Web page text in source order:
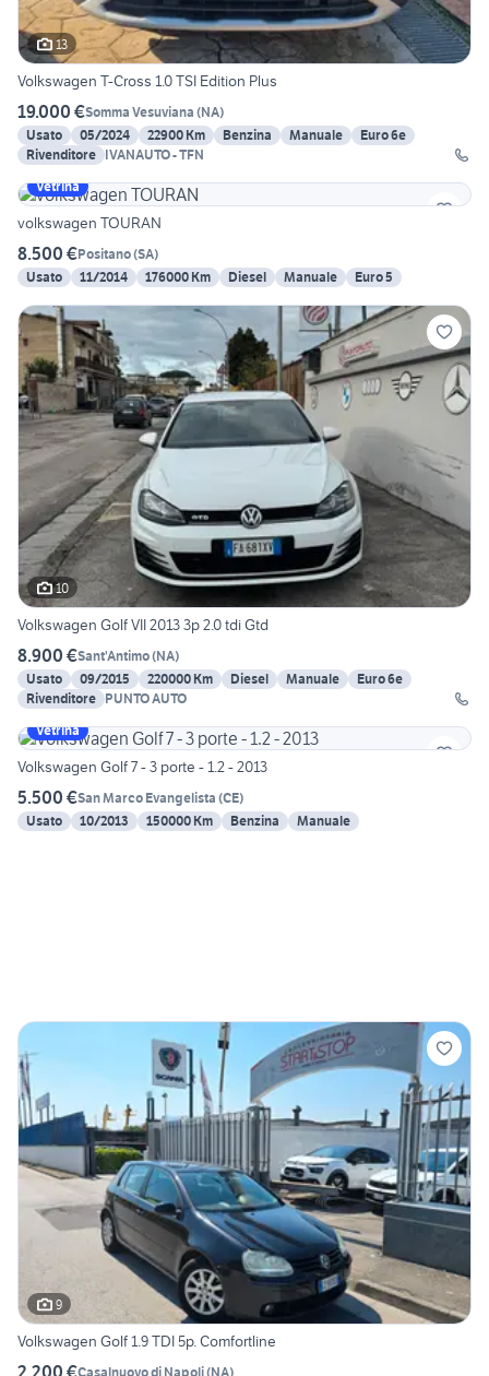
13
Volkswagen T-Cross 1.0 TSI Edition Plus
19.000 €Somma Vesuviana (NA)
Usato
05/2024 22900 Km Benzina Manuale
Euro 6e
Rivenditore IVANAUTO - TFN
Vetrina
volkswagen TOURAN
8.500 €Positano(SA)
Usato
11/2014 176000 Km Diesel Manuale Euro 5
10
Volkswagen Golf VII 2013 3p 2.0 tdi Gtd
8.900 €Sant'Antimo(NA)
Usato
09/2015 220000 Km Diesel Manuale
Euro 6e
Rivenditore PUNTO AUTO
Vetrina
Volkswagen Golf 7 - 3 porte - 1.2 - 2013
5.500 €San Marco Evangelista (CE)
Usato
10/2013 150000 Km Benzina Manuale
9
Volkswagen Golf 1.9 TDI 5p. Comfortline
Casalnuovo di Napoli(NA)